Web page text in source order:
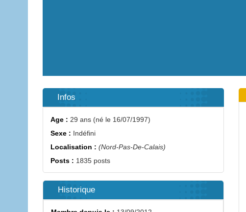
Infos
Age : 29 ans (né le 16/07/1997)
Sexe : Indéfini
Localisation : (Nord-Pas-De-Calais)
Posts : 1835 posts
Historique